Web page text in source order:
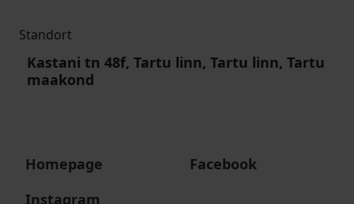
Standort
Kastani tn 48f, Tartu linn, Tartu linn, Tartu
maakond
Homepage
Facebook
Instagram